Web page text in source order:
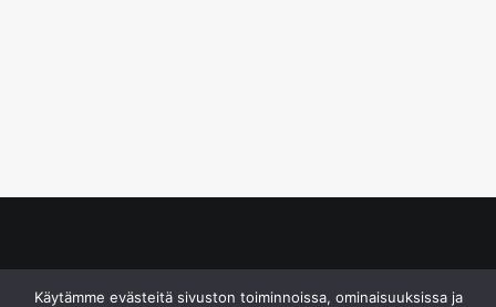
Käytämme evästeitä sivuston toiminnoissa, ominaisuuksissa ja